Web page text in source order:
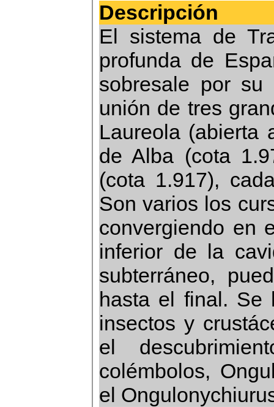
Descripción
El sistema de
profunda de
sobresale por
unión de tres
Laureola (abierta
de Alba (cota
(cota 1.917),
Son varios los
convergiendo en
inferior de la
subterráneo,
hasta el final. Se
insectos y
el
colémbolos,
el